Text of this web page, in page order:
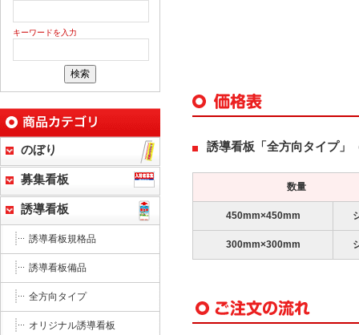
誘導看板「全方向タイプ」
数量
450mm×450mm
300mm×300mm
キーワードを入力
のぼり
募集看板
誘導看板
誘導看板規格品
誘導看板備品
全方向タイプ
オリジナル誘導看板